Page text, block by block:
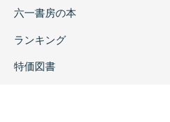
六一書房の本
ランキング
特価図書